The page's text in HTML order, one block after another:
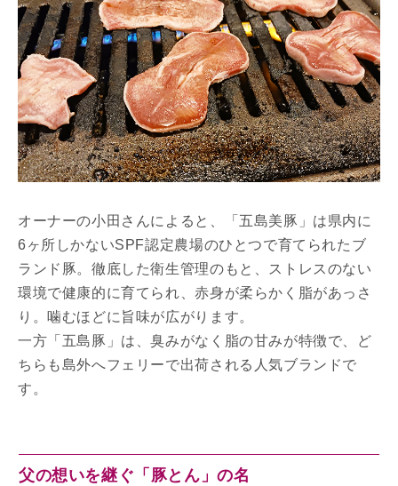
オーナーの小田さんによると、「五島美豚」は県内に
6ヶ所しかないSPF認定農場のひとつで育てられたブ
ランド豚。徹底した衛生管理のもと、ストレスのない
環境で健康的に育てられ、赤身が柔らかく脂があっさ
り。噛むほどに旨味が広がります。
一方「五島豚」は、臭みがなく脂の甘みが特徴で、ど
ちらも島外へフェリーで出荷される人気ブランドで
す。
父の想いを継ぐ「豚とん」の名